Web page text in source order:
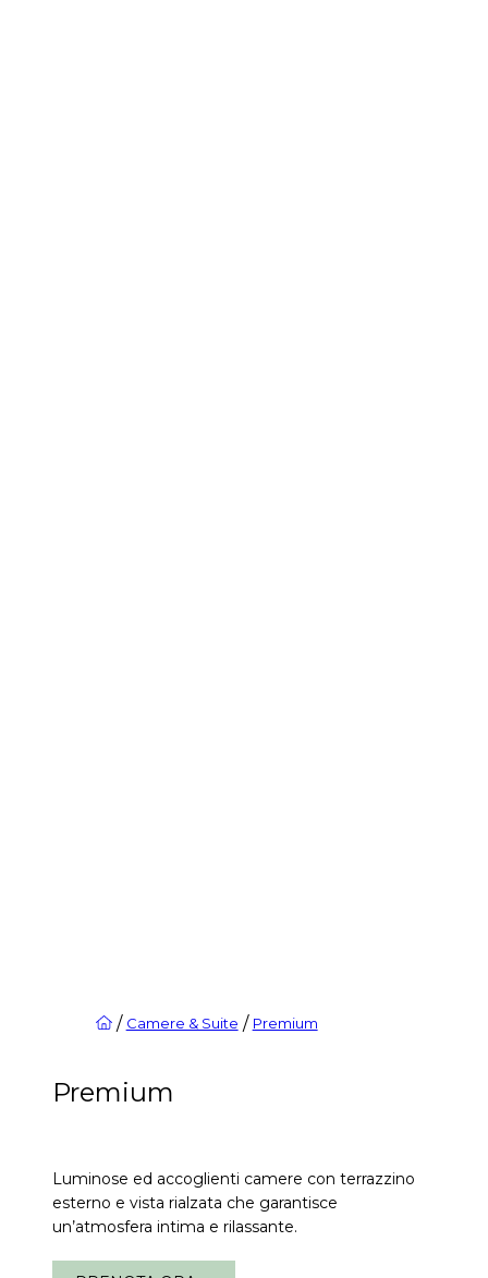
/ Camere & Suite / Premium
Premium
Luminose ed accoglienti camere con terrazzino
esterno e vista rialzata che garantisce
un’atmosfera intima e rilassante.